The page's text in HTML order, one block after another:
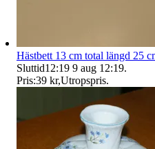
Hästbett 13 cm total längd 25
Sluttid12:19 9 aug 12:19.
Pris:39 kr,Utropspris.